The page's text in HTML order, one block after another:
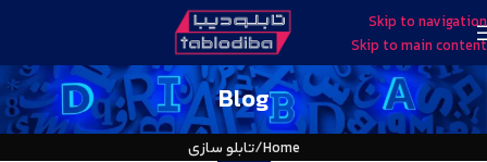
Skip to navigation
Skip to main content
Blog
Home تابلو سازی